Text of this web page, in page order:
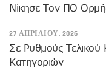
Νίκησε Τον ΠΟ
27 ΑΠΡΙΛΊΟΥ, 2026
Σε Ρυθμούς
Κατηγοριών